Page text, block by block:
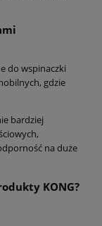
do wspinaczki
gdzie
bardziej
na duże
KONG?